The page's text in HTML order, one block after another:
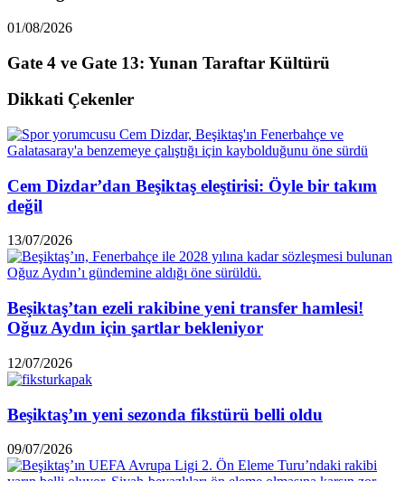
01/08/2026
Gate 4 ve Gate 13: Yunan Taraftar Kültürü
Dikkati Çekenler
Cem Dizdar’dan Beşiktaş eleştirisi: Öyle bir takım
değil
13/07/2026
Beşiktaş’tan ezeli rakibine yeni transfer hamlesi!
Oğuz Aydın için şartlar bekleniyor
12/07/2026
Beşiktaş’ın yeni sezonda fikstürü belli oldu
09/07/2026